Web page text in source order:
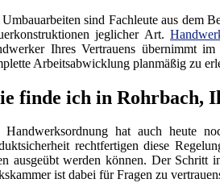
sind Fachleute aus dem
jeglicher Art.
Ihres Vertrauens übernimmt
Arbeitsabwicklung planmäßig zu
finde ich in Rohrbach,
Handwerksordnung hat auch heute
rechtfertigen diese
ausgeübt werden können. Der
ist dabei für Fragen zu